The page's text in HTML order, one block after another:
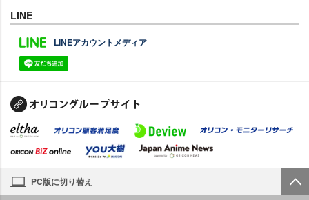
LINE
LINEアカウントメディア
PC版に切り替え